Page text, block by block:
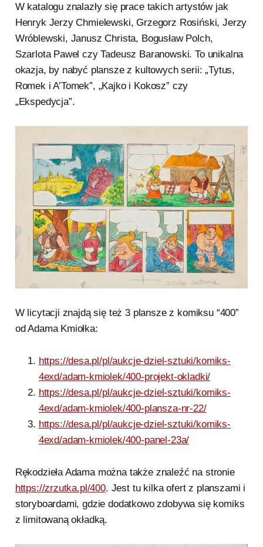
W katalogu znalazły się prace takich artystów jak
Henryk Jerzy Chmielewski, Grzegorz Rosiński, Jerzy
Wróblewski, Janusz Christa, Bogusław Polch,
Szarlota Pawel czy Tadeusz Baranowski. To unikalna
okazja, by nabyć plansze z kultowych serii: „Tytus,
Romek i A’Tomek”, „Kajko i Kokosz” czy
„Ekspedycja”.
W licytacji znajdą się też 3 plansze z komiksu “400”
od Adama Kmiołka:
https://desa.pl/pl/aukcje-dziel-sztuki/komiks-
4exd/adam-kmiolek/400-projekt-okladki/
https://desa.pl/pl/aukcje-dziel-sztuki/komiks-
4exd/adam-kmiolek/400-plansza-nr-22/
https://desa.pl/pl/aukcje-dziel-sztuki/komiks-
4exd/adam-kmiolek/400-panel-23a/
Rękodzieła Adama można także znaleźć na stronie
https://zrzutka.pl/400. Jest tu kilka ofert z planszami i
storyboardami, gdzie dodatkowo zdobywa się komiks
z limitowaną okładką.